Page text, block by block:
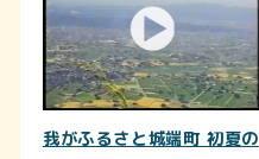
我がふるさと城端町 初夏の